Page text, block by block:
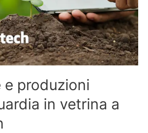
e produzioni
in vetrina a